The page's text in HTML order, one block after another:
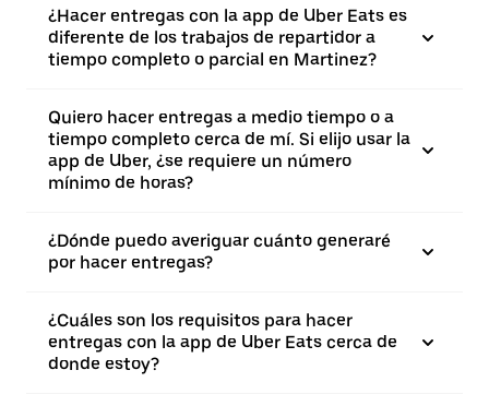
¿Hacer entregas con la app de Uber Eats es
diferente de los trabajos de repartidor a
tiempo completo o parcial en Martinez?
Quiero hacer entregas a medio tiempo o a
tiempo completo cerca de mí. Si elijo usar la
app de Uber, ¿se requiere un número
mínimo de horas?
¿Dónde puedo averiguar cuánto generaré
por hacer entregas?
¿Cuáles son los requisitos para hacer
entregas con la app de Uber Eats cerca de
donde estoy?